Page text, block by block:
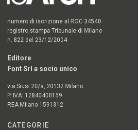
numero di iscrizione al ROC 34540
registro stampa Tribunale di Milano
n. 822 del 23/12/2004
Editore
Font Srl a socio unico
via Siusi 20/a, 20132 Milano
P. IVA: 12840400159
REA Milano 1591312
CATEGORIE